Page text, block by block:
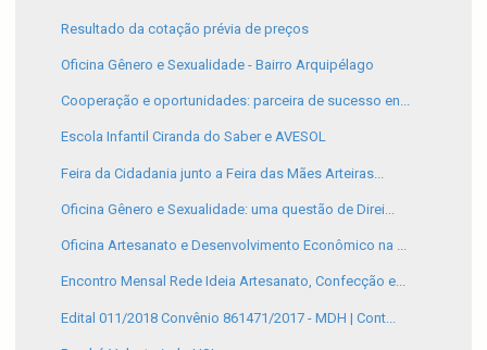
Resultado da cotação prévia de preços
Oficina Gênero e Sexualidade - Bairro Arquipélago
Cooperação e oportunidades: parceira de sucesso en...
Escola Infantil Ciranda do Saber e AVESOL
Feira da Cidadania junto a Feira das Mães Arteiras...
Oficina Gênero e Sexualidade: uma questão de Direi...
Oficina Artesanato e Desenvolvimento Econômico na ...
Encontro Mensal Rede Ideia Artesanato, Confecção e...
Edital 011/2018 Convênio 861471/2017 - MDH | Cont...